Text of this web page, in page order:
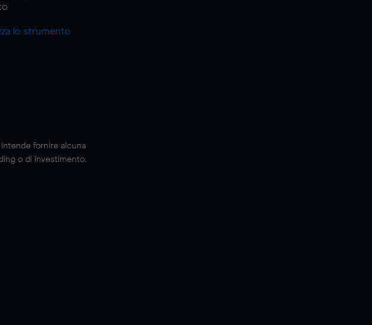
lo strumento
fornire alcuna
o di investimento.